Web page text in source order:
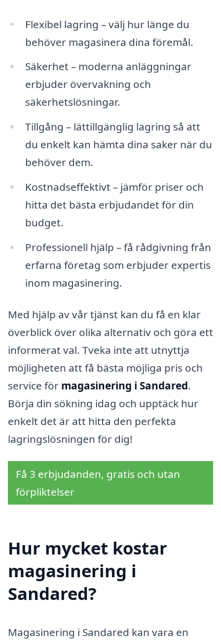
Flexibel lagring – välj hur länge du
behöver magasinera dina föremål.
Säkerhet – moderna anläggningar
erbjuder övervakning och
säkerhetslösningar.
Tillgång – lättillgänglig lagring så att
du enkelt kan hämta dina saker när du
behöver dem.
Kostnadseffektivt – jämför priser och
hitta det bästa erbjudandet för din
budget.
Professionell hjälp – få rådgivning från
erfarna företag som erbjuder expertis
inom magasinering.
Med hjälp av vår tjänst kan du få en klar
överblick över olika alternativ och göra ett
informerat val. Tveka inte att utnyttja
möjligheten att få bästa möjliga pris och
service för magasinering i Sandared.
Börja din sökning idag och upptäck hur
enkelt det är att hitta den perfekta
lagringslösningen för dig!
Få 3 erbjudanden, gratis och utan
förpliktelser
Hur mycket kostar
magasinering i
Sandared?
Magasinering i Sandared kan vara en